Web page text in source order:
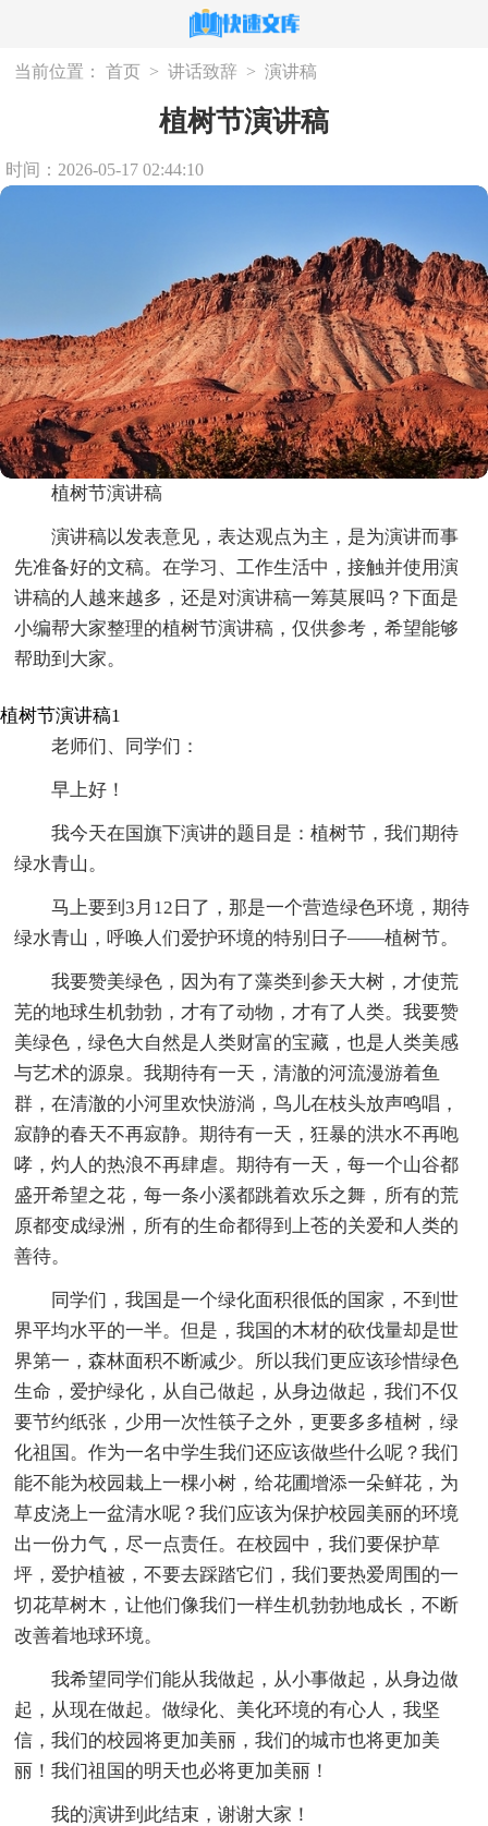
当前位置： 首页 > 讲话致辞 > 演讲稿
植树节演讲稿
时间：2026-05-17 02:44:10
植树节演讲稿
演讲稿以发表意见，表达观点为主，是为演讲而事
先准备好的文稿。在学习、工作生活中，接触并使用演
讲稿的人越来越多，还是对演讲稿一筹莫展吗？下面是
小编帮大家整理的植树节演讲稿，仅供参考，希望能够
帮助到大家。
植树节演讲稿1
老师们、同学们：
早上好！
我今天在国旗下演讲的题目是：植树节，我们期待
绿水青山。
马上要到3月12日了，那是一个营造绿色环境，期待
绿水青山，呼唤人们爱护环境的特别日子——植树节。
我要赞美绿色，因为有了藻类到参天大树，才使荒
芜的地球生机勃勃，才有了动物，才有了人类。我要赞
美绿色，绿色大自然是人类财富的宝藏，也是人类美感
与艺术的源泉。我期待有一天，清澈的河流漫游着鱼
群，在清澈的小河里欢快游淌，鸟儿在枝头放声鸣唱，
寂静的春天不再寂静。期待有一天，狂暴的洪水不再咆
哮，灼人的热浪不再肆虐。期待有一天，每一个山谷都
盛开希望之花，每一条小溪都跳着欢乐之舞，所有的荒
原都变成绿洲，所有的生命都得到上苍的关爱和人类的
善待。
同学们，我国是一个绿化面积很低的国家，不到世
界平均水平的一半。但是，我国的木材的砍伐量却是世
界第一，森林面积不断减少。所以我们更应该珍惜绿色
生命，爱护绿化，从自己做起，从身边做起，我们不仅
要节约纸张，少用一次性筷子之外，更要多多植树，绿
化祖国。作为一名中学生我们还应该做些什么呢？我们
能不能为校园栽上一棵小树，给花圃增添一朵鲜花，为
草皮浇上一盆清水呢？我们应该为保护校园美丽的环境
出一份力气，尽一点责任。在校园中，我们要保护草
坪，爱护植被，不要去踩踏它们，我们要热爱周围的一
切花草树木，让他们像我们一样生机勃勃地成长，不断
改善着地球环境。
我希望同学们能从我做起，从小事做起，从身边做
起，从现在做起。做绿化、美化环境的有心人，我坚
信，我们的校园将更加美丽，我们的城市也将更加美
丽！我们祖国的明天也必将更加美丽！
我的演讲到此结束，谢谢大家！